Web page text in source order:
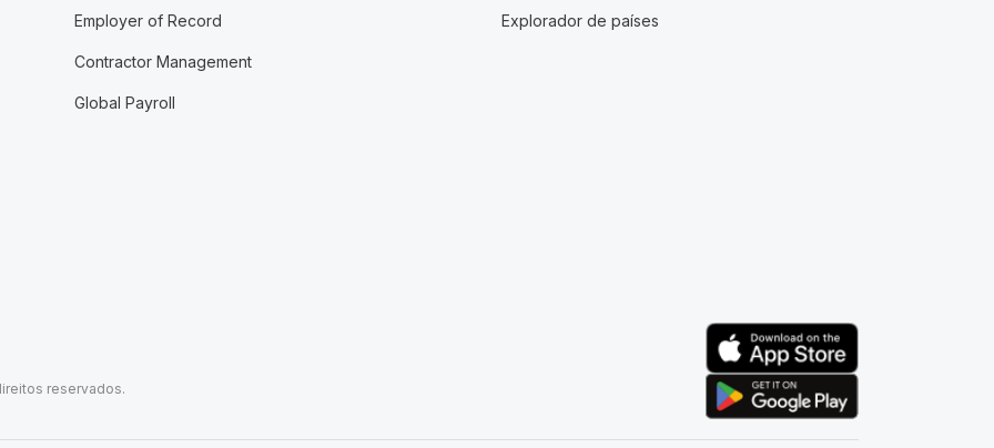
Employer of Record
Contractor Management
Global Payroll
Explorador de países
reservados.